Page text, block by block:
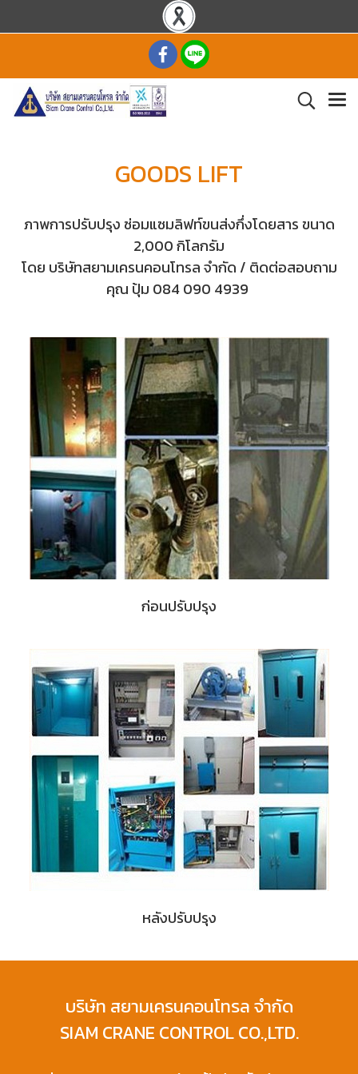
GOODS LIFT
ภาพการปรับปรุง ซ่อมแซมลิฟท์ขนส่งกึ่งโดยสาร ขนาด
2,000 กิโลกรัม
โดย บริษัทสยามเครนคอนโทรล จำกัด / ติดต่อสอบถาม
คุณ ปุ้ม 084 090 4939
ก่อนปรับปรุง
หลังปรับปรุง
บริษัท สยามเครนคอนโทรล จำกัด
SIAM CRANE CONTROL CO.,LTD.